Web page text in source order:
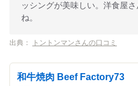
ッシングが美味しい。洋食屋
ね。
出典： トントンマンさんの口コミ
和牛焼肉 Beef Factory73